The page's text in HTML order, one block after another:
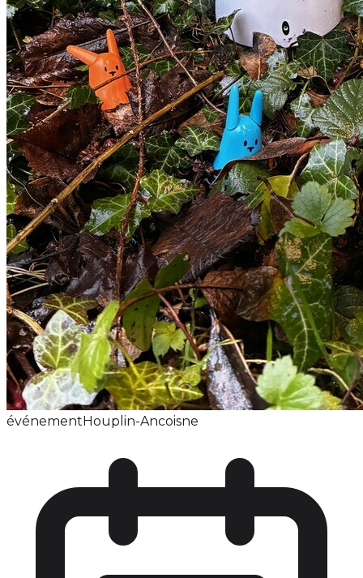
événementHouplin-Ancoisne